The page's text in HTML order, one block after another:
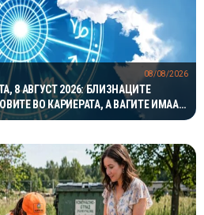
8 АВГУСТ 2026: БЛИЗНАЦИТЕ
ВО КАРИЕРАТА, А ВАГИТЕ ИМААТ
08/08/2026